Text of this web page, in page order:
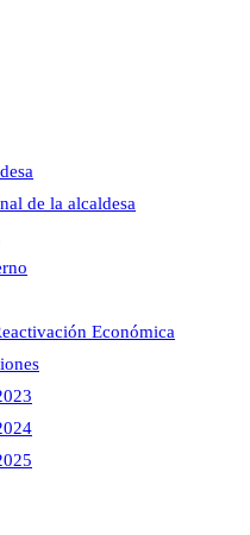
de la alcaldesa
Económica